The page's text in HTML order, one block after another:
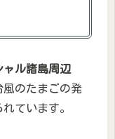
ャル諸島周辺
風のたまごの発
ています。